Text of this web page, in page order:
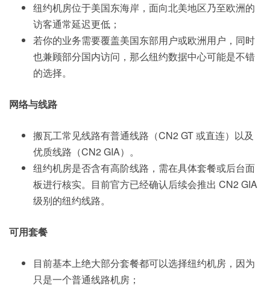
纽约机房位于美国东海岸，面向北美地区乃至欧洲的
访客通常延迟更低；
若你的业务需要覆盖美国东部用户或欧洲用户，同时
也兼顾部分国内访问，那么纽约数据中心可能是不错
的选择。
网络与线路
搬瓦工常见线路有普通线路（CN2 GT 或直连）以及
优质线路（CN2 GIA）。
纽约机房是否含有高阶线路，需在具体套餐或后台面
板进行核实。目前官方已经确认后续会推出 CN2 GIA
级别的纽约线路。
可用套餐
目前基本上绝大部分套餐都可以选择纽约机房，因为
只是一个普通线路机房；